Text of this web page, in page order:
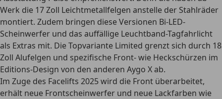
Werk die 17 Zoll Leichtmetallfelgen anstelle der Stahlräder
montiert. Zudem bringen diese Versionen Bi-LED-
Scheinwerfer und das auffällige Leuchtband-Tagfahrlicht
als Extras mit. Die Topvariante Limited grenzt sich durch 18
Zoll Alufelgen und spezifische Front- wie Heckschürzen im
Editions-Design von den anderen Aygo X ab.
Im Zuge des Facelifts 2025 wird die Front überarbeitet,
erhält neue Frontscheinwerfer und neue Lackfarben wie